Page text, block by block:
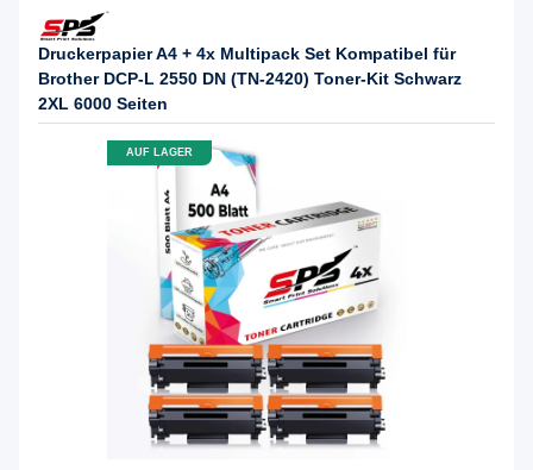
Druckerpapier A4 + 4x Multipack Set Kompatibel für
Brother DCP-L 2550 DN (TN-2420) Toner-Kit Schwarz
2XL 6000 Seiten
AUF LAGER